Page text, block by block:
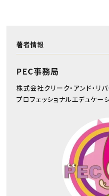
著者情報
PEC事務局
株式会社クリーク・アンド・リ
プロフェッショナルエデュケー